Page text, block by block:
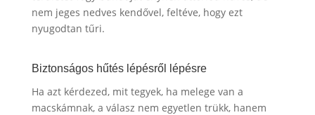
nem jeges nedves kendővel, feltéve, hogy ezt
nyugodtan tűri.
Biztonságos hűtés lépésről lépésre
Ha azt kérdezed, mit tegyek, ha melege van a
macskámnak, a válasz nem egyetlen trükk, hanem